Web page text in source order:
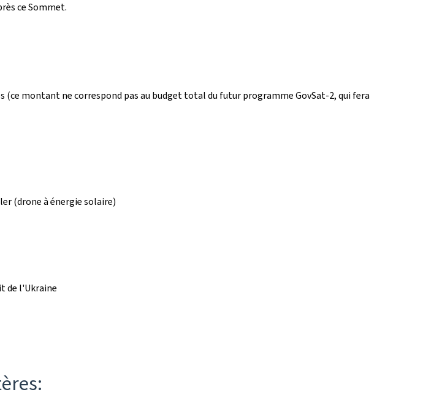
ce Sommet.
montant ne correspond pas au budget total du futur programme GovSat-2, qui fera
(drone à énergie solaire)
de l'Ukraine